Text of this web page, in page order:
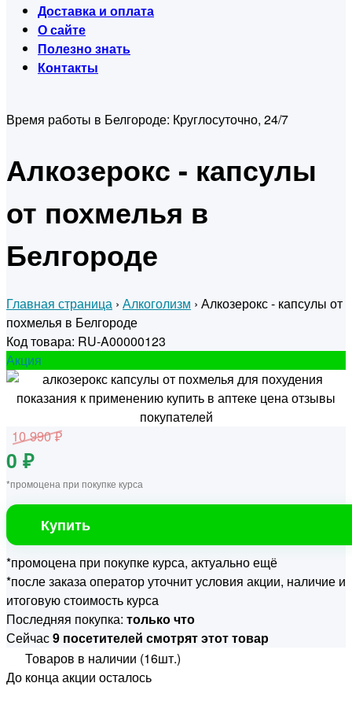
Доставка и оплата
О сайте
Полезно знать
Контакты
Время работы в Белгороде: Круглосуточно, 24/7
Алкозерокс - капсулы
от похмелья в
Белгороде
Главная страница › Алкоголизм › Алкозерокс - капсулы от
похмелья в Белгороде
Код товара: RU-A00000123
Акция
10 990 ₽
0 ₽
*промоцена при покупке курса
Купить
*промоцена при покупке курса, актуально ещё
*после заказа оператор уточнит условия акции, наличие и
итоговую стоимость курса
Последняя покупка: только что
Сейчас9 посетителей смотрят этот товар
Товаров в наличии (16шт.)
До конца акции осталось